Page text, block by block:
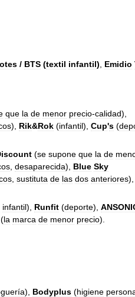
/ BTS (textil infantil) Emidio
que la de menor precio-calidad),
), Rik&Rok (infantil), Cup's (
(se supone que la de
desaparecida), Blue Sky
sustituta de las dos anteriores),
infantil), Runfit (deporte),
(la marca de menor precio).
), Bodyplus (higiene